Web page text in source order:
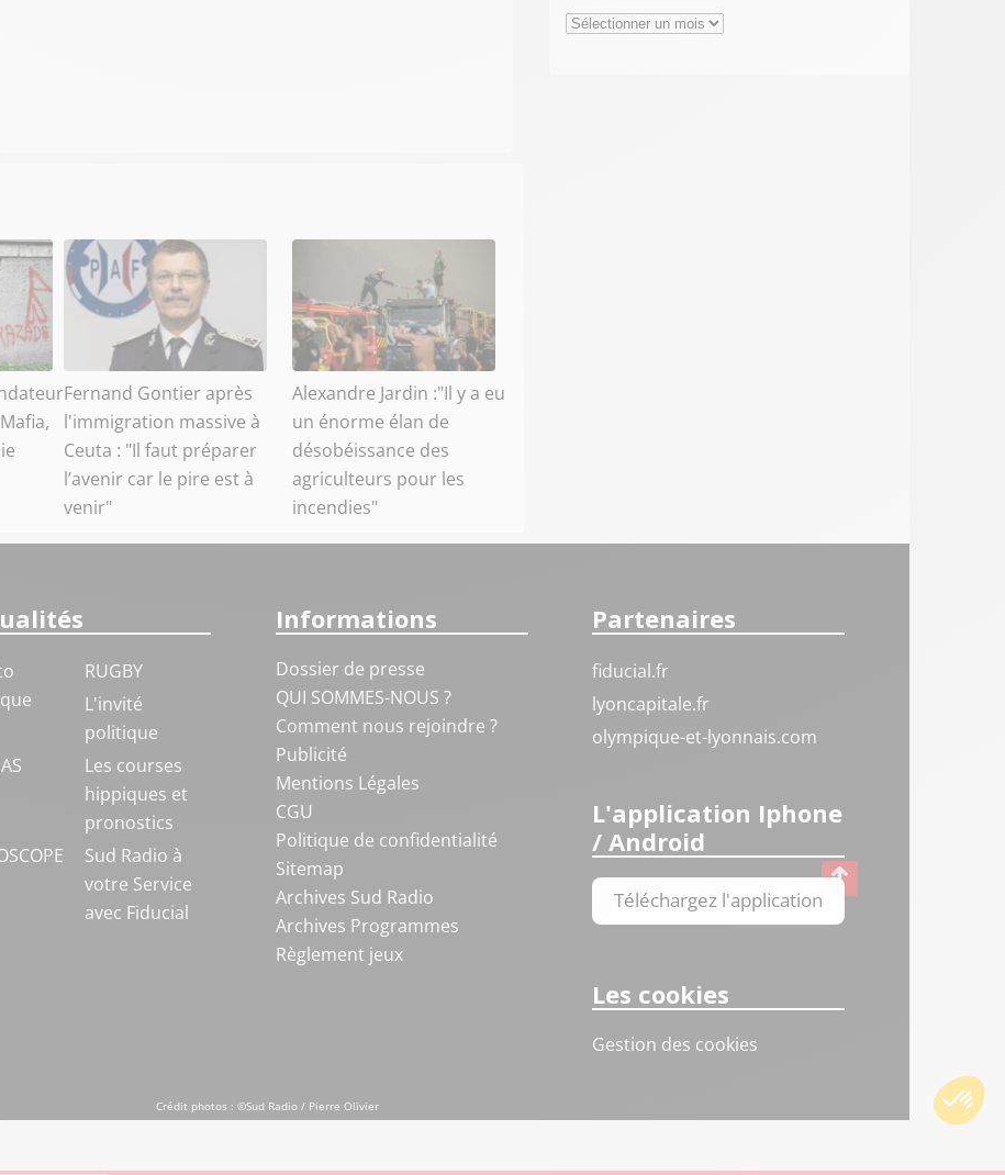
Fernand Gontier après
l'immigration massive à
Ceuta : "Il faut préparer
l’avenir car le pire est à
venir"
Alexandre Jardin :"Il y a eu
un énorme élan de
désobéissance des
agriculteurs pour les
incendies"
Archives
RUGBY
L'invité
politique
Les courses
hippiques et
pronostics
Sud Radio à
votre Service
avec Fiducial
Informations
Dossier de presse
QUI SOMMES-NOUS ?
Comment nous rejoindre ?
Publicité
Mentions Légales
CGU
Politique de confidentialité
Sitemap
Archives Sud Radio
Archives Programmes
Règlement jeux
Partenaires
fiducial.fr
lyoncapitale.fr
olympique-et-lyonnais.com
L'application Iphone
/ Android
Téléchargez l'application
Les cookies
Gestion des cookies
Crédit photos : ©Sud Radio / Pierre Olivier